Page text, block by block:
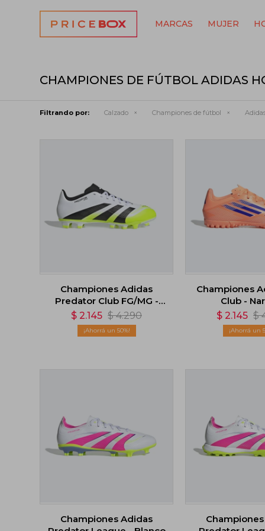
MARCAS MUJER
CHAMPIONES DE FÚTBOL ADIDAS
Filtrando por: Calzado Championes de fútbol
Championes Adidas
Predator Club FG/MG -
Blanco
$ 2.145 $ 4.290
50
Championes
Club -
$ 2.145 $
Championes Adidas